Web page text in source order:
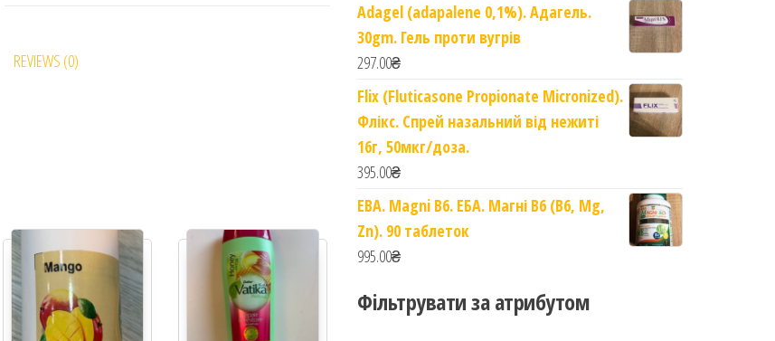
REVIEWS (0)
Adagel (adapalene 0,1%). Адагель.
30gm. Гель проти вугрів
297.00₴
Flix (Fluticasone Propionate Micronized).
Флікс. Спрей назальний від нежиті
16г, 50мкг/доза.
395.00₴
EBA. Magni B6. ЕБА. Магні B6 (B6, Mg,
Zn). 90 таблеток
995.00₴
Фільтрувати за атрибутом